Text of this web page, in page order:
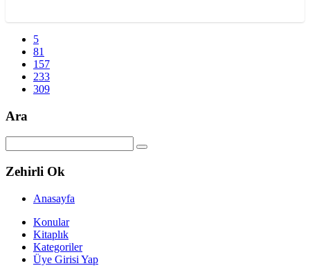
5
81
157
233
309
Ara
Zehirli Ok
Anasayfa
Konular
Kitaplık
Kategoriler
Üye Girisi Yap